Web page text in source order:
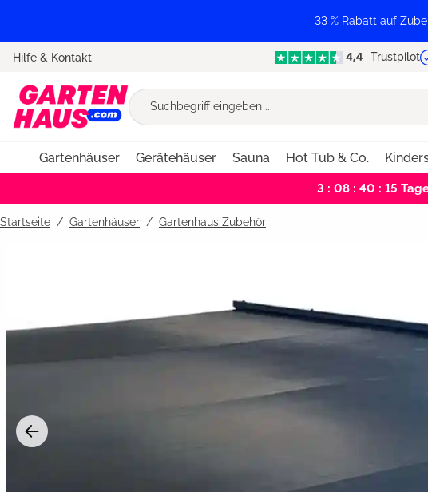
33 % Rabatt auf
Hilfe & Kontakt Trustpilot
Gartenhäuser Gerätehäuser Sauna Hot Tub & Co.
3 : 08 : 40 : 15
Startseite Gartenhäuser / Gartenhaus Zubehör